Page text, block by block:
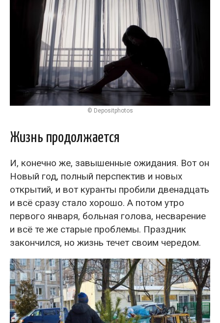
© Depositphotos
Жизнь продолжается
И, конечно же, завышенные ожидания. Вот он
Новый год, полный перспектив и новых
открытий, и вот куранты пробили двенадцать
и всё сразу стало хорошо. А потом утро
первого января, больная голова, несварение
и всё те же старые проблемы. Праздник
закончился, но жизнь течет своим чередом.